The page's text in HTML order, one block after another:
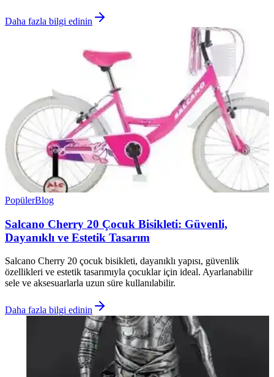
Daha fazla bilgi edinin
PopülerBlog
Salcano Cherry 20 Çocuk Bisikleti: Güvenli,
Dayanıklı ve Estetik Tasarım
Salcano Cherry 20 çocuk bisikleti, dayanıklı yapısı, güvenlik
özellikleri ve estetik tasarımıyla çocuklar için ideal. Ayarlanabilir
sele ve aksesuarlarla uzun süre kullanılabilir.
Daha fazla bilgi edinin